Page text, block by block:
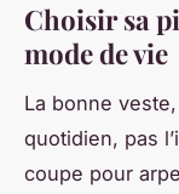
Choisir sa
mode de vie
La bonne
quotidien, pas
coupe pour